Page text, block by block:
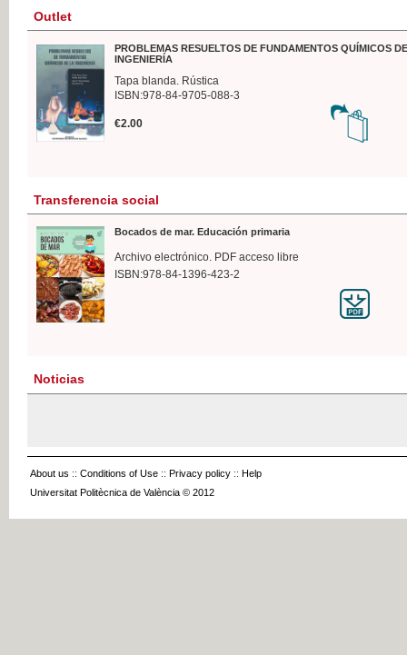
Outlet
PROBLEMAS RESUELTOS DE FUNDAMENTOS QUÍMICOS
INGENIERÍA
Tapa blanda. Rústica
ISBN:978-84-9705-088-3
€2.00
Transferencia social
Bocados de mar. Educación primaria
Archivo electrónico. PDF acceso libre
ISBN:978-84-1396-423-2
Noticias
About us :: Conditions of Use :: Privacy policy :: Help
Universitat Politècnica de València © 2012